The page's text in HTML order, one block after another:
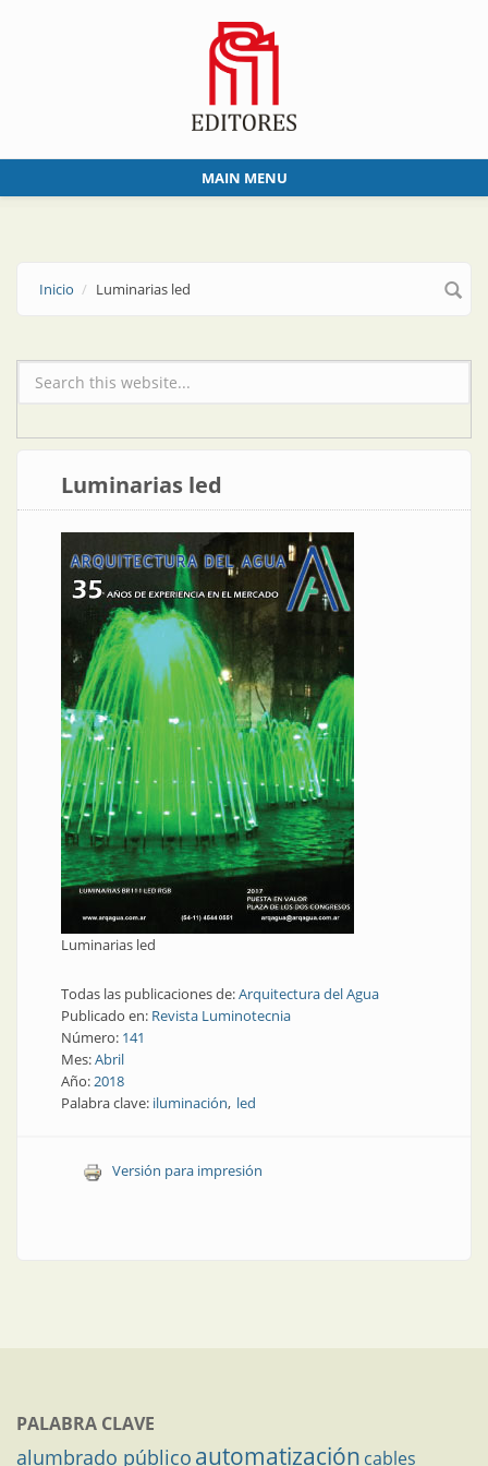
MAIN MENU
Inicio Luminarias led
Formulario de búsqueda
Luminarias led
Luminarias led
Todas las publicaciones de:Arquitectura del Agua
Publicado en: Revista Luminotecnia
Número: 141
Mes:Abril
Año:2018
Palabra clave: iluminación led
Versión para impresión
PALABRA CLAVE
alumbrado público automatización cables